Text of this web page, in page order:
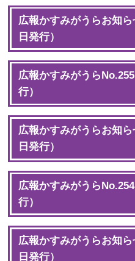
広報かすみがうらお知
日発行）
広報かすみがうら
行）
広報かすみがうらお知
日発行）
広報かすみがうら
行）
広報かすみがうらお知
日発行）